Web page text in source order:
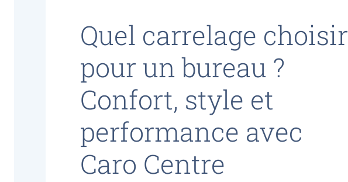
Quel carrelage choisir
pour un bureau ?
Confort, style et
performance avec
Caro Centre